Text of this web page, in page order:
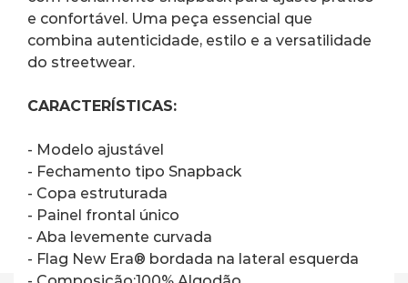
e confortável. Uma peça essencial que
combina autenticidade, estilo e a versatilidade
do streetwear.
CARACTERÍSTICAS:
- Modelo ajustável
- Fechamento tipo Snapback
- Copa estruturada
- Painel frontal único
- Aba levemente curvada
- Flag New Era® bordada na lateral esquerda